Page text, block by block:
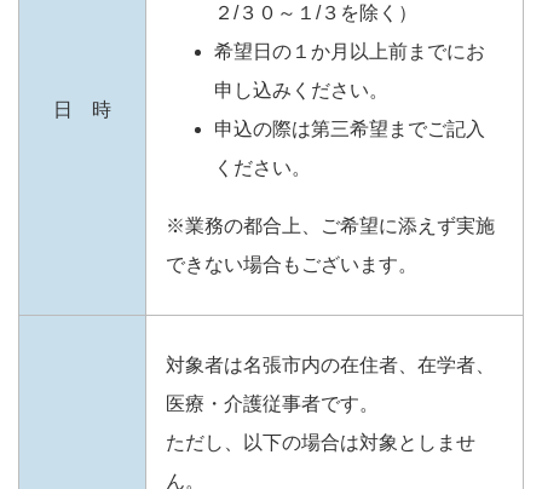
日 時
２/３０～１/３を除く）
希望日の１か月以上前までにお
申し込みください。
申込の際は第三希望までご記入
ください。
※業務の都合上、ご希望に添えず実施
できない場合もございます。
対象者は名張市内の在住者、在学者、
医療・介護従事者です。
ただし、以下の場合は対象としませ
ん。